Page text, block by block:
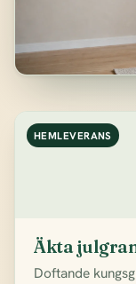
HEMLEVERANS
Äkta
Doftande